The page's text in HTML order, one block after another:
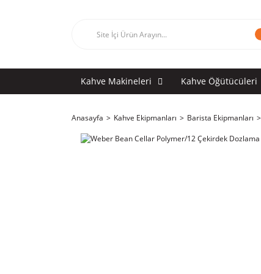
Kahve Makineleri Kahve Öğütücüleri
Anasayfa Kahve Ekipmanları Barista Ekipmanları